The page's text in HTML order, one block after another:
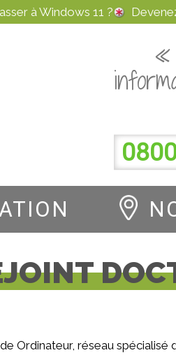
à Windows 11 ?
«
Ordinateur, réseau